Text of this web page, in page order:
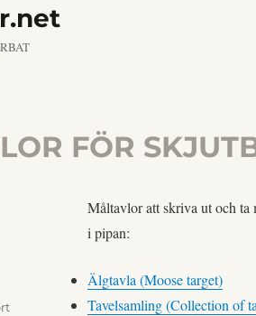
FÖR
Måltavlor att skriva ut och ta
i pipan:
Älgtavla (Moose target)
Tavelsamling (Collection of